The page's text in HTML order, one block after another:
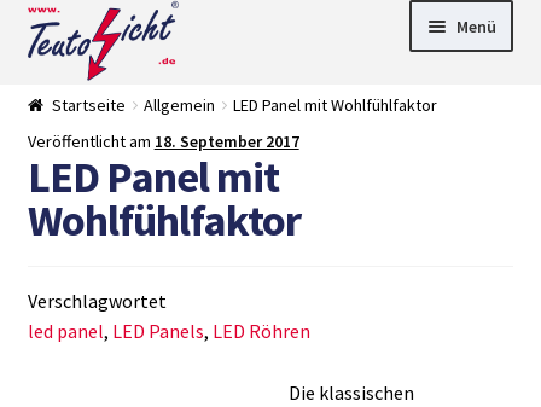
Zur
Navigation
springen
Springe
zum
Menü
► LED Panel
►
Startseite Allgemein
LED Panel mit Wohlfühlfaktor
Veröffentlicht am 18. September 2017
LED Panel mit
Wohlfühlfaktor
Verschlagwortet
led panel, LED Panels, LED Röhren
Die klassischen